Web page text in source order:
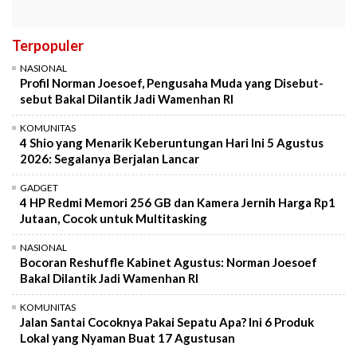
Terpopuler
NASIONAL
Profil Norman Joesoef, Pengusaha Muda yang Disebut-
sebut Bakal Dilantik Jadi Wamenhan RI
KOMUNITAS
4 Shio yang Menarik Keberuntungan Hari Ini 5 Agustus
2026: Segalanya Berjalan Lancar
GADGET
4 HP Redmi Memori 256 GB dan Kamera Jernih Harga Rp1
Jutaan, Cocok untuk Multitasking
NASIONAL
Bocoran Reshuffle Kabinet Agustus: Norman Joesoef
Bakal Dilantik Jadi Wamenhan RI
KOMUNITAS
Jalan Santai Cocoknya Pakai Sepatu Apa? Ini 6 Produk
Lokal yang Nyaman Buat 17 Agustusan